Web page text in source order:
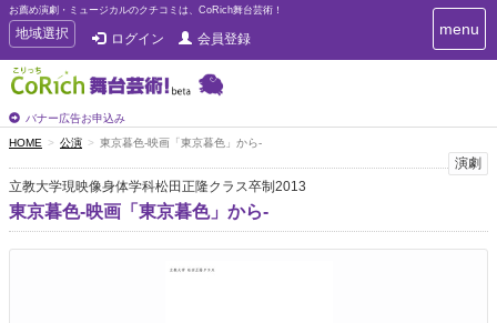
お薦め演劇・ミュージカルのクチコミは、CoRich舞台芸術！
T
o
g
g
e
n
a
v
i
g
地域選択 ログイン 会員登録
バナー広告お申込み
T
o
i
g
menu
HOME 公演 東京暮色-映画「東京暮色」から-
演劇
立教大学現映像身体学科松田正隆クラス卒制2013
東京暮色-映画「東京暮色」から-